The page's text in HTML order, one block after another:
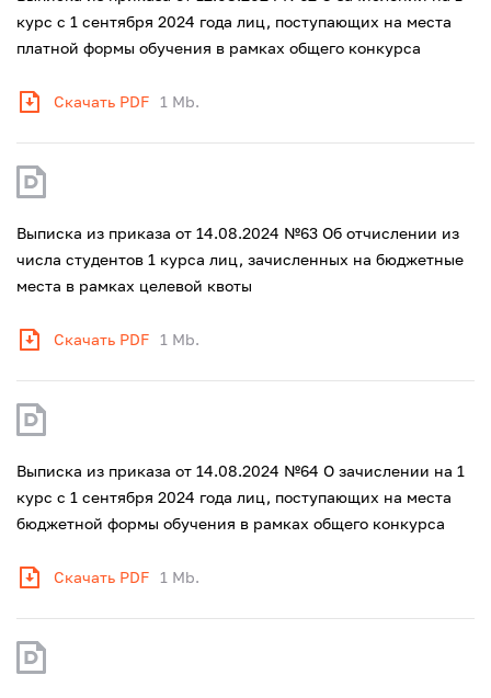
курс с 1 сентября 2024 года лиц, поступающих на места
платной формы обучения в рамках общего конкурса
Скачать PDF 1 Mb.
Выписка из приказа от 14.08.2024 №63 Об отчислении из
числа студентов 1 курса лиц, зачисленных на бюджетные
места в рамках целевой квоты
Скачать PDF 1 Mb.
Выписка из приказа от 14.08.2024 №64 О зачислении на 1
курс с 1 сентября 2024 года лиц, поступающих на места
бюджетной формы обучения в рамках общего конкурса
Скачать PDF 1 Mb.